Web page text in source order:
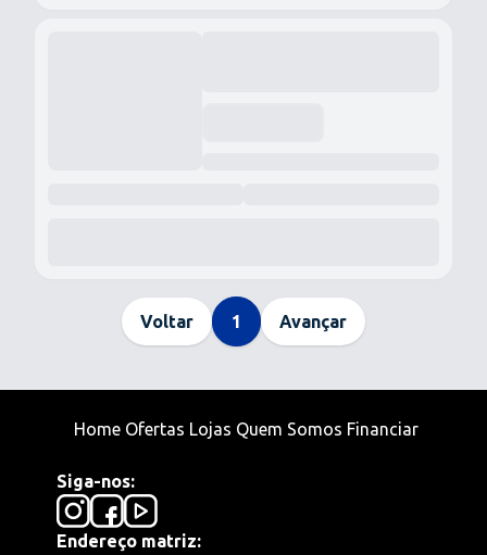
Voltar 1 Avançar
Home Ofertas Lojas Quem Somos Financiar
Siga-nos:
Endereço matriz: